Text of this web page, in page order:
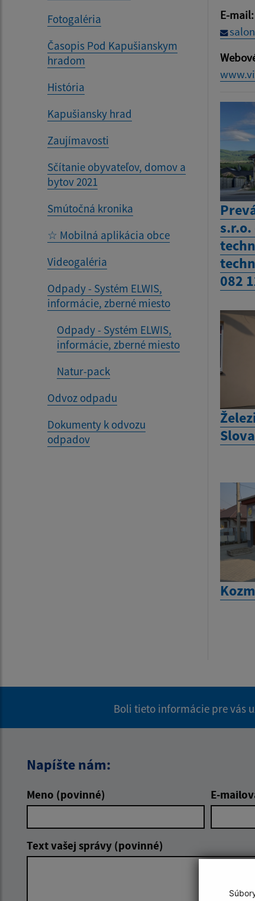
Fotogaléria
Časopis Pod Kapušianskym
hradom
História
Kapušiansky hrad
Zaujímavosti
Sčítanie obyvateľov, domov a
bytov 2021
Smútočná kronika
☆ Mobilná aplikácia obce
Videogaléria
Odpady - Systém ELWIS,
informácie, zberné miesto
Odpady - Systém ELWIS,
informácie, zberné miesto
Natur-pack
Odvoz odpadu
Dokumenty k odvozu
odpadov
E-mail:
082
Boli tieto informácie pre vás
Napíšte nám:
Meno (povinné) E-
Text vašej správy (povinné)